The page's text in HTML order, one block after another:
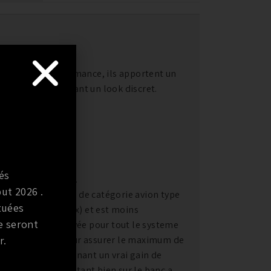
performance, ils apportent un
tout en ayant un look discret.
existants.
haute qualité de catégorie avion type
de tous les inox) et est moins
est employée pour tout le systeme
augmenté pour assurer le maximum de
amenant un vrai gain de
2026 .
seront